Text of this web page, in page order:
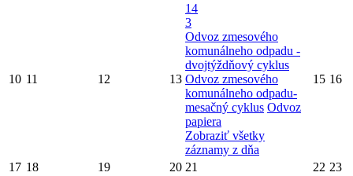
10 11 12 13
14
3
Odvoz zmesového
komunálneho odpadu -
dvojtýždňový cyklus
Odvoz zmesového
komunálneho odpadu-
mesačný cyklus Odvoz
papiera
Zobraziť všetky
záznamy z dňa
15 16
17 18 19 20 21 22 23